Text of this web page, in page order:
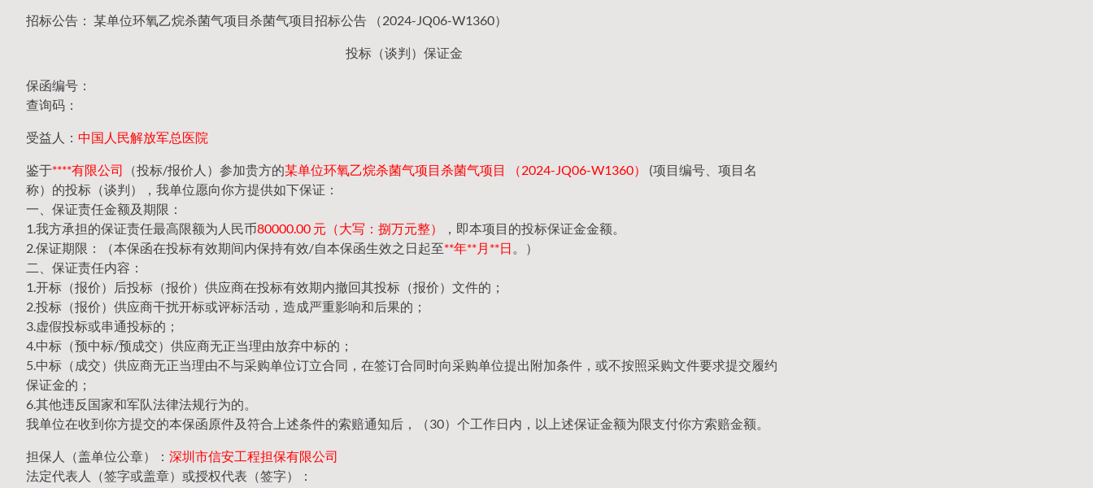
招标公告： 某单位环氧乙烷杀菌气项目杀菌气项目招标公告 （2024-JQ06-W1360）
投标（谈判）保证金
保函编号：
查询码：
受益人： 中国人民解放军总医院
鉴于****有限公司 （投标/报价人）参加贵方的某单位环氧乙烷杀菌气项目杀菌气项目 （2024-JQ06-W1360）
(项目编号、项目名
称）的投标（谈判），我单位愿向你方提供如下保证：
一、保证责任金额及期限：
1.我方承担的保证责任最高限额为人民币80000.00 元（大写：捌万元整）
，即本项目的投标保证金金额。
2.保证期限：（本保函在投标有效期间内保持有效/自本保函生效之日起至**年**月**日 。）
二、保证责任内容：
1.开标（报价）后投标（报价）供应商在投标有效期内撤回其投标（报价）文件的；
2.投标（报价）供应商干扰开标或评标活动，造成严重影响和后果的；
3.虚假投标或串通投标的；
4.中标（预中标/预成交）供应商无正当理由放弃中标的；
5.中标（成交）供应商无正当理由不与采购单位订立合同，在签订合同时向采购单位提出附加条件，或不按照采购文件要求提交履约
保证金的；
6.其他违反国家和军队法律法规行为的。
我单位在收到你方提交的本保函原件及符合上述条件的索赔通知后，（30）个工作日内，以上述保证金额为限支付你方索赔金额。
担保人（盖单位公章）： 深圳市信安工程担保有限公司
法定代表人（签字或盖章）或授权代表（签字）：